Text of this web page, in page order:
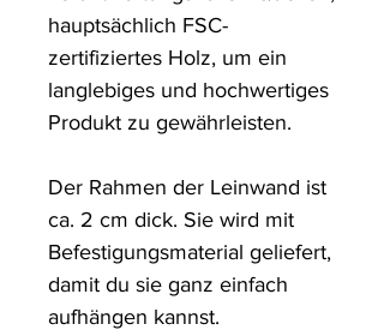
hauptsächlich FSC-
zertifiziertes Holz, um ein
langlebiges und hochwertiges
Produkt zu gewährleisten.
Der Rahmen der Leinwand ist
ca. 2 cm dick. Sie wird mit
Befestigungsmaterial geliefert,
damit du sie ganz einfach
aufhängen kannst.